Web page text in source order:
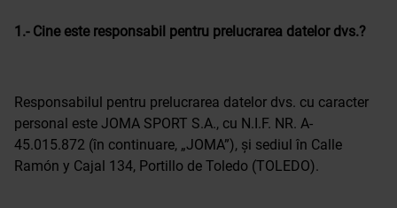
1.- Cine este responsabil pentru prelucrarea datelor dvs.?
Responsabilul pentru prelucrarea datelor dvs. cu caracter
personal este JOMA SPORT S.A., cu N.I.F. NR. A-
45.015.872 (în continuare, „JOMA”), și sediul în Calle
Ramón y Cajal 134, Portillo de Toledo (TOLEDO).